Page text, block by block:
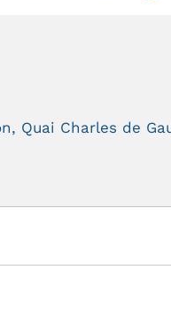
Quai Charles de